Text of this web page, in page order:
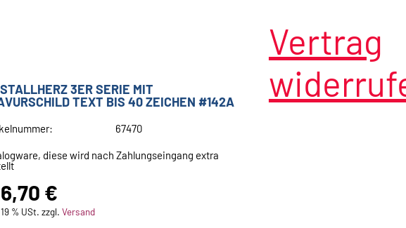
3ER SERIE MIT
TEXT BIS 40 ZEICHEN #142A
67470
diese wird nach Zahlungseingang extra
€
% USt. zzgl. Versand
Vertrag